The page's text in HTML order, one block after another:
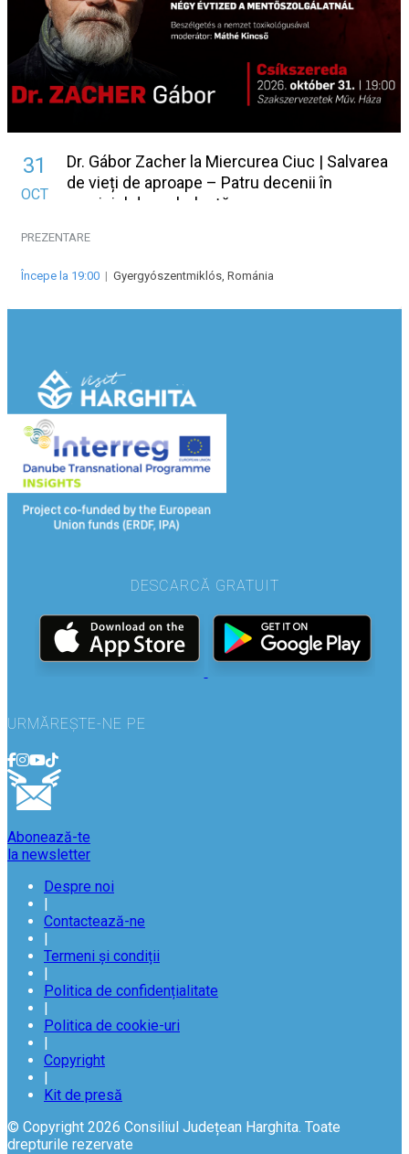
31
OCT
Dr. Gábor Zacher la Miercurea Ciuc | Salvarea
de vieți de aproape – Patru decenii în
serviciul de ambulanță
PREZENTARE
Începe la 19:00 | Gyergyószentmiklós, Románia
DESCARCĂ GRATUIT
URMĂREȘTE-NE PE
Abonează-te
la newsletter
Despre noi
|
Contactează-ne
|
Termeni și condiții
|
Politica de confidențialitate
|
Politica de cookie-uri
|
Copyright
|
Kit de presă
© Copyright 2026 Consiliul Județean Harghita. Toate
drepturile rezervate